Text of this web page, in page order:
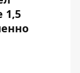
1,5